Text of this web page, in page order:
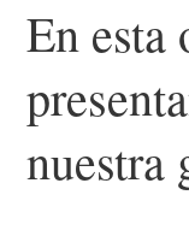
En esta
nuestra